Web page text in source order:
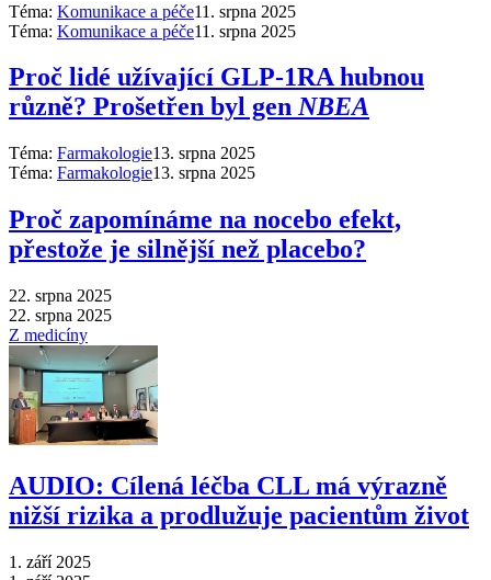
Téma: Komunikace a péče11. srpna 2025
Téma: Komunikace a péče11. srpna 2025
Proč lidé užívající GLP-1RA hubnou
různě? Prošetřen byl genNBEA
Téma: Farmakologie13. srpna 2025
Téma: Farmakologie13. srpna 2025
Proč zapomínáme na nocebo efekt,
přestože je silnější než placebo?
22. srpna 2025
22. srpna 2025
Z medicíny
AUDIO: Cílená léčba CLL má výrazně
nižší rizika a prodlužuje pacientům život
1. září 2025